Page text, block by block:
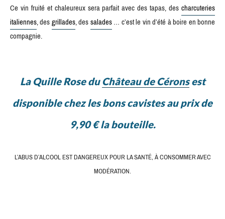
Ce vin fruité et chaleureux sera parfait avec des tapas, descharcuteries
italiennes, desgrillades, dessalades… c’est le vin d’été à boire en bonne
compagnie.
La Quille Rose du Château de Céronsest
disponible chez les bons cavistes au prix de
9,90 € la bouteille.
L’ABUS D’ALCOOL EST DANGEREUX POUR LA SANTÉ, À CONSOMMER AVEC
MODÉRATION.